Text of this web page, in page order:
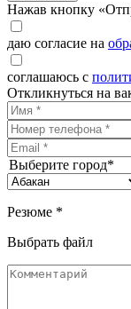
Нажав кнопку
даю согласие на
соглашаюсь с
Откликнуться на
Выберите город*
Резюме *
Выбрать файл